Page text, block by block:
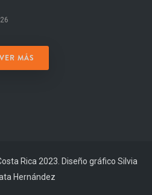
VER MÁS
Rica 2023. Diseño gráfico Silvia
Hernández